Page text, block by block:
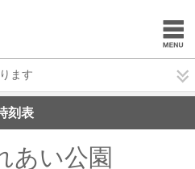
ます
刻表
あい公園